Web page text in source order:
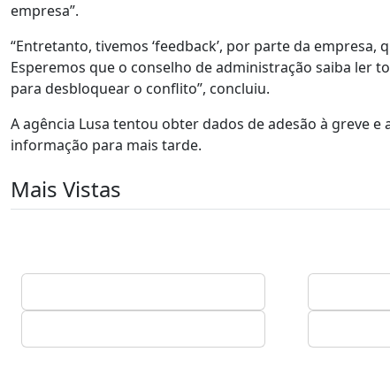
empresa”.
“Entretanto, tivemos ‘feedback’, por parte da
Esperemos que o conselho de administração saiba ler
para desbloquear o conflito”, concluiu.
A agência Lusa tentou obter dados de adesão à greve
informação para mais tarde.
Mais Vistas